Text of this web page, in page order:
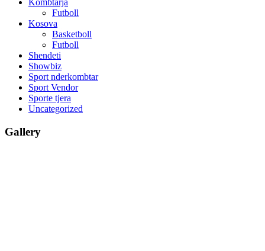
Kombtarja
Futboll
Kosova
Basketboll
Futboll
Shendeti
Showbiz
Sport nderkombtar
Sport Vendor
Sporte tjera
Uncategorized
Gallery